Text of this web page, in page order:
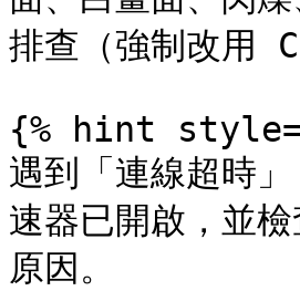
排查（強制改用
{% hint
遇到「連線超時
速器已開啟，並
原因。